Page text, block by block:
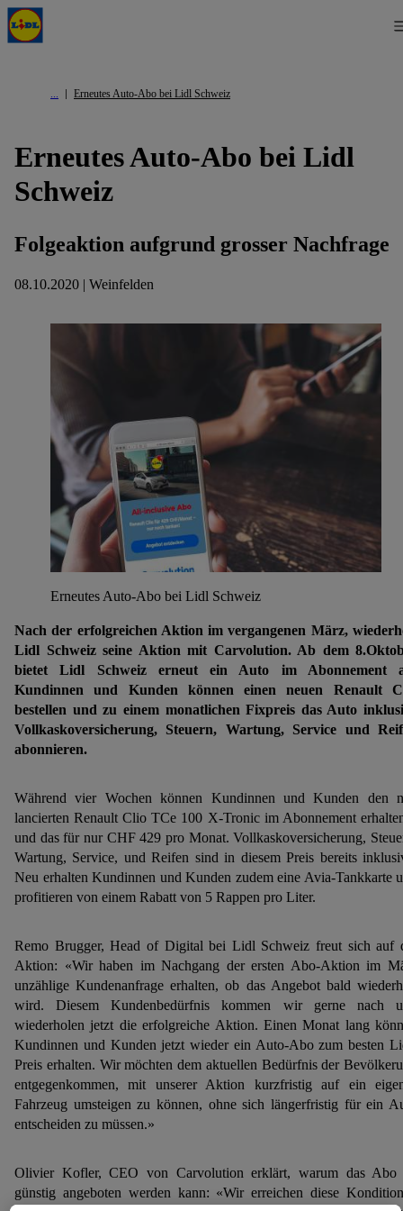
Erneutes Auto-Abo bei Lidl Schweiz
Erneutes Auto-Abo bei Lidl
Schweiz
Folgeaktion aufgrund grosser Nachfrage
08.10.2020 | Weinfelden
Erneutes Auto-Abo bei Lidl Schweiz
Nach der erfolgreichen Aktion im vergangenen März,
Lidl Schweiz seine Aktion mit Carvolution. Ab dem
bietet Lidl Schweiz erneut ein Auto im Abonnement
Kundinnen und Kunden können einen neuen Renault
bestellen und zu einem monatlichen Fixpreis das Auto
Vollkaskoversicherung, Steuern, Wartung, Service und
abonnieren.
Während vier Wochen können Kundinnen und Kunden den
lancierten Renault Clio TCe 100 X-Tronic im Abonnement
und das für nur CHF 429 pro Monat. Vollkaskoversicherung,
Wartung, Service, und Reifen sind in diesem Preis bereits
Neu erhalten Kundinnen und Kunden zudem eine Avia-Tankkarte
profitieren von einem Rabatt von 5 Rappen pro Liter.
Remo Brugger, Head of Digital bei Lidl Schweiz freut sich auf
Aktion: «Wir haben im Nachgang der ersten Abo-Aktion im
unzählige Kundenanfrage erhalten, ob das Angebot bald
wird. Diesem Kundenbedürfnis kommen wir gerne nach
wiederholen jetzt die erfolgreiche Aktion. Einen Monat lang
Kundinnen und Kunden jetzt wieder ein Auto-Abo zum besten
Preis erhalten. Wir möchten dem aktuellen Bedürfnis der
entgegenkommen, mit unserer Aktion kurzfristig auf ein
Fahrzeug umsteigen zu können, ohne sich längerfristig für ein
entscheiden zu müssen.»
Olivier Kofler, CEO von Carvolution erklärt, warum das Abo
günstig angeboten werden kann: «Wir erreichen diese